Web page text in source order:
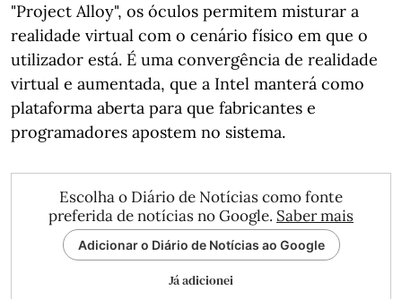
"Project Alloy", os óculos permitem misturar a
realidade virtual com o cenário físico em que o
utilizador está. É uma convergência de realidade
virtual e aumentada, que a Intel manterá como
plataforma aberta para que fabricantes e
programadores apostem no sistema.
Escolha o Diário de Notícias como fonte
preferida de notícias no Google. Saber mais
Adicionar o Diário de Notícias ao Google
Já adicionei